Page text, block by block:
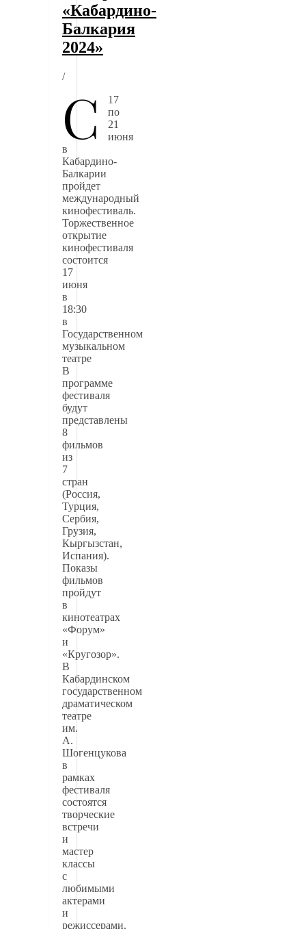
«Кабардино-
Балкария
2024»
/
С
17
по
21
июня
в
Кабардино-
Балкарии
пройдет
международный
кинофестиваль.
Торжественное
открытие
кинофестиваля
состоится
17
июня
в
18:30
в
Государственном
музыкальном
театре
В
программе
фестиваля
будут
представлены
8
фильмов
из
7
стран
(Россия,
Турция,
Сербия,
Грузия,
Кыргызстан,
Испания).
Показы
фильмов
пройдут
в
кинотеатрах
«Форум»
и
«Кругозор».
В
Кабардинском
государственном
драматическом
театре
им.
А.
Шогенцукова
в
рамках
фестиваля
состоятся
творческие
встречи
и
мастер
классы
с
любимыми
актерами
и
режиссерами.